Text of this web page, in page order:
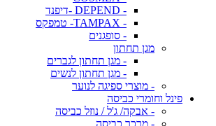
- DEPEND -דיפנד
- TAMPAX- טמפקס
- סופגנים
מגן תחתון
- מגן תחתון לגברים
- מגן תחתון לנשים
- מוצרי ספיגה לנוער
פינל וחומרי כביסה
- אבקה/ ג'ל / נוזל כביסה
- מרכך כביסה